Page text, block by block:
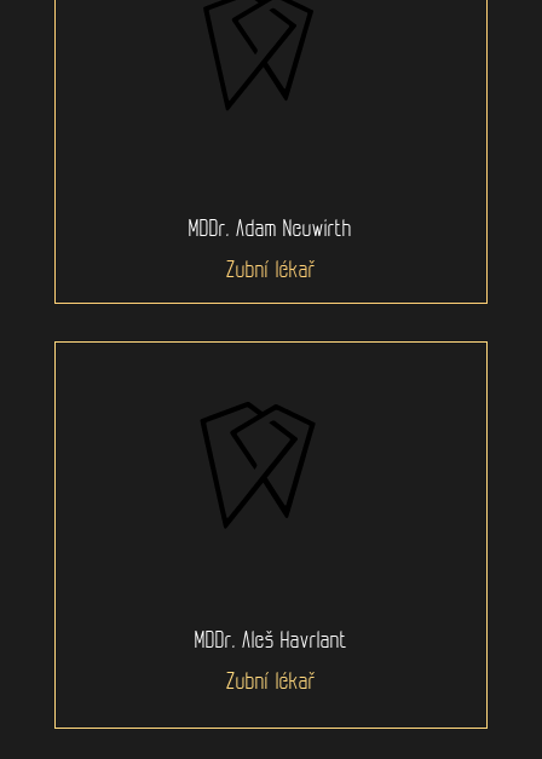
MDDr. Adam Neuwirth
Zubní lékař
MDDr. Aleš Havrlant
Zubní lékař